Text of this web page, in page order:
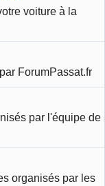
voiture à la
ForumPassat.fr
par l'équipe de
organisés par les